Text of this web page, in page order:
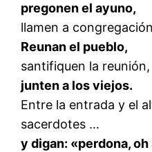
pregonen el ayuno,
llamen a
Reunan el pueblo,
santifiquen la reunión,
junten a los viejos.
Entre la entrada y el
sacerdotes …
y digan: «perdona,